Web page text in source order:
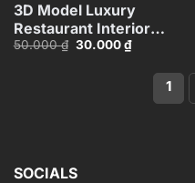
3D Model Luxury
Restaurant Interior
Design – 3ds
50.000₫ Giá
30.000₫Giá
hiện
30.000 ₫.
1
SOCIALS